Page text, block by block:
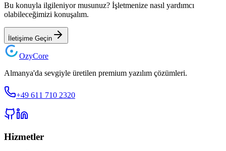
Bu konuyla ilgileniyor musunuz? İşletmenize nasıl yardımcı
olabileceğimizi konuşalım.
İletişime Geçin
OzyCore
Almanya'da sevgiyle üretilen premium yazılım çözümleri.
+49 611 710 2320
Hizmetler